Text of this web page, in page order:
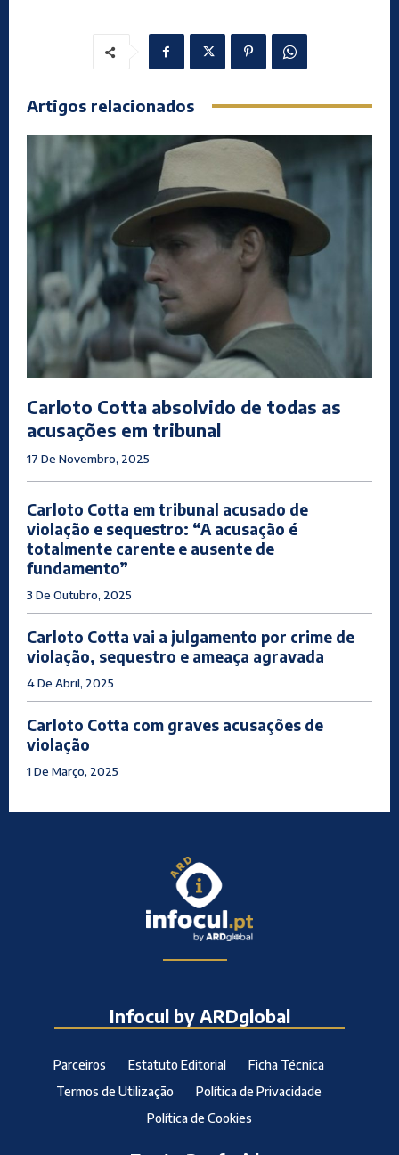
Artigos relacionados
Carloto Cotta absolvido de todas as
acusações em tribunal
17 De Novembro, 2025
Carloto Cotta em tribunal acusado de
violação e sequestro: “A acusação é
totalmente carente e ausente de
fundamento”
3 De Outubro, 2025
Carloto Cotta vai a julgamento por crime de
violação, sequestro e ameaça agravada
4 De Abril, 2025
Carloto Cotta com graves acusações de
violação
1 De Março, 2025
Infocul by ARDglobal
Parceiros Estatuto Editorial
Ficha Técnica
Termos de Utilização
Política de Privacidade
Política de Cookies